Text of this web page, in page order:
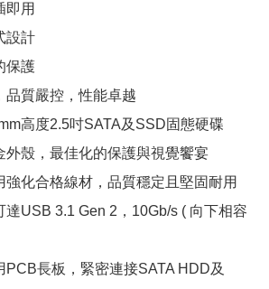
即用
設計
保護
品質嚴控，性能卓越
高度2.5吋SATA及SSD固態硬碟
外殼，最佳化的保護與視覺饗宴
強化合格線材，品質穩定且堅固耐用
USB 3.1 Gen 2，10Gb/s ( 向下相容
PCB長板，緊密連接SATA HDD及